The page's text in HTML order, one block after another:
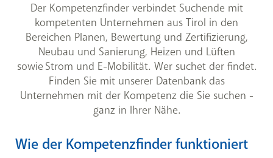
Der Kompetenzfinder verbindet Suchende mit
kompetenten Unternehmen aus Tirol in den
Bereichen Planen, Bewertung und Zertifizierung,
Neubau und Sanierung, Heizen und Lüften
sowie Strom und E-Mobilität. Wer suchet der findet.
Finden Sie mit unserer Datenbank das
Unternehmen mit der Kompetenz die Sie suchen -
ganz in Ihrer Nähe.
Wie der Kompetenzfinder funktioniert